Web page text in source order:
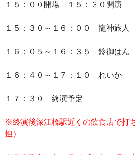
１５：００開場 １５：３０開演
１５：３０～１６：００ 龍神旅人
１６：０５～１６：３５ 鈴御はん
１６：４０～１７：１０ れいか
１７：３０ 終演予定
※終演後深江橋駅近くの飲食店で打
担）